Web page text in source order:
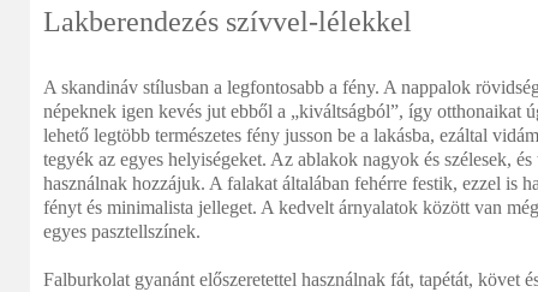
Lakberendezés szívvel-lélekkel
A skandináv stílusban a legfontosabb a fény. A nappalok
népeknek igen kevés jut ebből a „kiváltságból”, így otthonaikat
lehető legtöbb természetes fény jusson be a lakásba, ezáltal
tegyék az egyes helyiségeket. Az ablakok nagyok és szélesek,
használnak hozzájuk. A falakat általában fehérre festik, ezzel is
fényt és minimalista jelleget. A kedvelt árnyalatok között van
egyes pasztellszínek.
Falburkolat gyanánt előszeretettel használnak fát, tapétát, követ